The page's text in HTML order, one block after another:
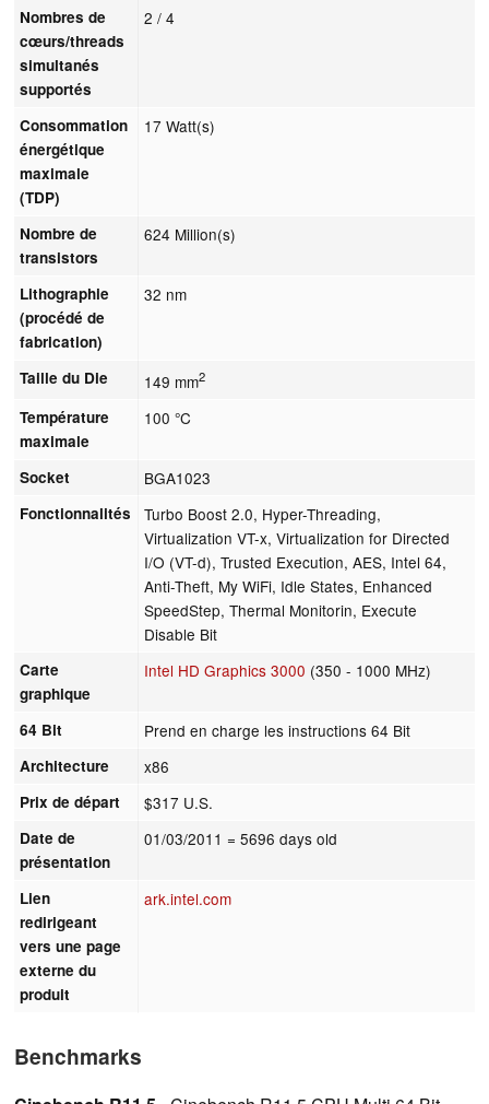
Nombres de
cœurs/threads
simultanés
supportés
2 / 4
Consommation
énergétique
maximale
(TDP)
17 Watt(s)
Nombre de
transistors
624 Million(s)
Lithographie
(procédé de
fabrication)
32 nm
Taille du Die 149 mm2
Température
maximale
100 °C
Socket BGA1023
Fonctionnalités
Turbo Boost 2.0, Hyper-Threading,
Virtualization VT-x, Virtualization for Directed
I/O (VT-d), Trusted Execution, AES, Intel 64,
Anti-Theft, My WiFi, Idle States, Enhanced
SpeedStep, Thermal Monitorin, Execute
Disable Bit
Carte
graphique
Intel HD Graphics 3000 (350 - 1000 MHz)
64 Bit Prend en charge les instructions 64 Bit
Architecture x86
Prix de départ $317 U.S.
Date de
présentation
01/03/2011 = 5696 days old
Lien
redirigeant
vers une page
externe du
produit
ark.intel.com
Benchmarks